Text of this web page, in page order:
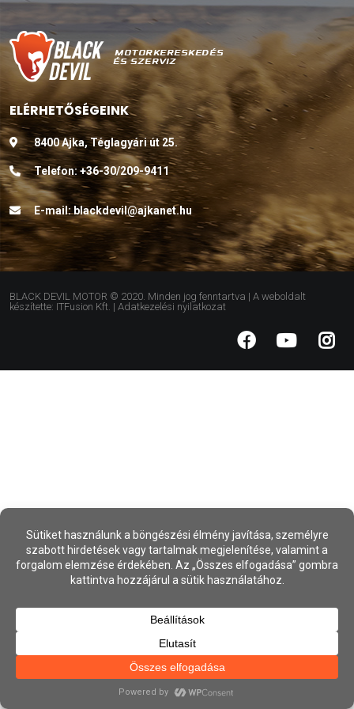
ELÉRHETŐSÉGEINK
8400 Ajka, Téglagyári út 25.
Telefon: +36-30/209-9411
E-mail:blackdevil@ajkanet.hu
BLACK DEVIL MOTOR © 2020. Minden jog fenntartva | A weboldalt
készítette: ITFusion Kft. | Adatkezelési nyilatkozat